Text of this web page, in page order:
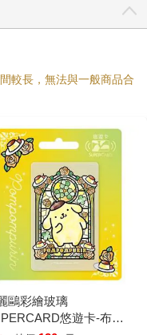
較長，無法與一般商品合
鷗彩繪玻璃
悠遊卡-布丁